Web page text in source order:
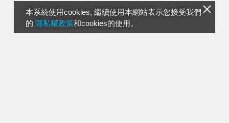
本系統使用cookies, 繼續使用本網站表示您接受我們
的 隱私權政策和cookies的使用。